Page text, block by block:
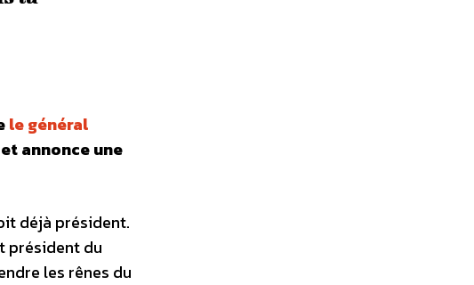
le général
annonce une
déjà président.
président du
les rênes du